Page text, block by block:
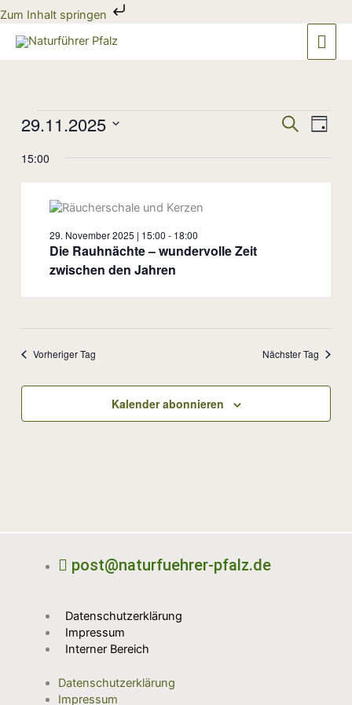
Zum Inhalt springen
Zum
Inhalt
springen
Veranstaltungen
für
November
Suche
SucheTag
29.11.2025
wählen.
15:00
Die Rauhnächte – wundervolle Zeit
zwischen den Jahren
29. November 2025 | 15:00 - 18:00
Vorheriger Tag Nächster Tag
Kalender abonnieren
post@naturfuehrer-pfalz.de
Datenschutzerklärung
Impressum
Interner Bereich
Datenschutzerklärung
Impressum